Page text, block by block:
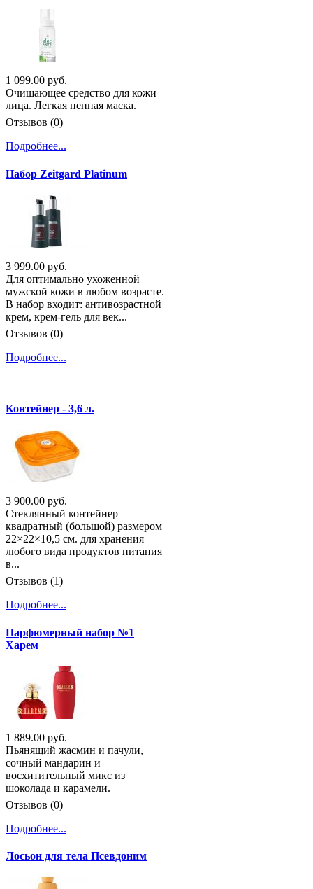
1 099.00 руб.
Очищающее средство для кожи
лица. Легкая пенная маска.
Отзывов (0)
Подробнее...
Набор Zeitgard Platinum
3 999.00 руб.
Для оптимально ухоженной
мужской кожи в любом возрасте.
В набор входит: антивозрастной
крем, крем-гель для век...
Отзывов (0)
Подробнее...
Контейнер - 3,6 л.
3 900.00 руб.
Стеклянный контейнер
квадратный (большой) размером
22×22×10,5 см. для хранения
любого вида продуктов питания
в...
Отзывов (1)
Подробнее...
Парфюмерный набор №1
Харем
1 889.00 руб.
Пьянящий жасмин и пачули,
сочный мандарин и
восхитительный микс из
шоколада и карамели.
Отзывов (0)
Подробнее...
Лосьон для тела Псевдоним